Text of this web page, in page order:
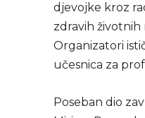
djevojke kroz
zdravih životnih
Organizatori
učesnica za
Poseban dio